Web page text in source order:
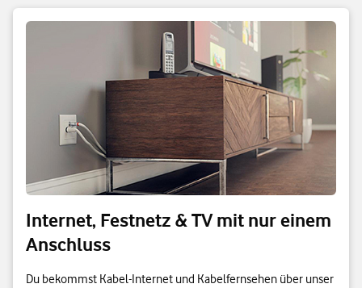
Internet, Festnetz & TV mit nur einem
Anschluss
Du bekommst Kabel-Internet und Kabelfernsehen über unser